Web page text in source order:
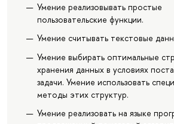
Умение реализовывать простые
пользовательские функции.
Умение считывать текстовые
Умение выбирать оптимальные
хранения данных в условиях
задачи. Умение использовать
методы этих структур.
Умение реализовать на языке